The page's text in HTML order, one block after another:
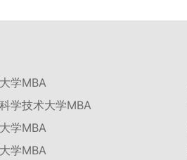
学MBA
学技术大学MBA
学MBA
学MBA